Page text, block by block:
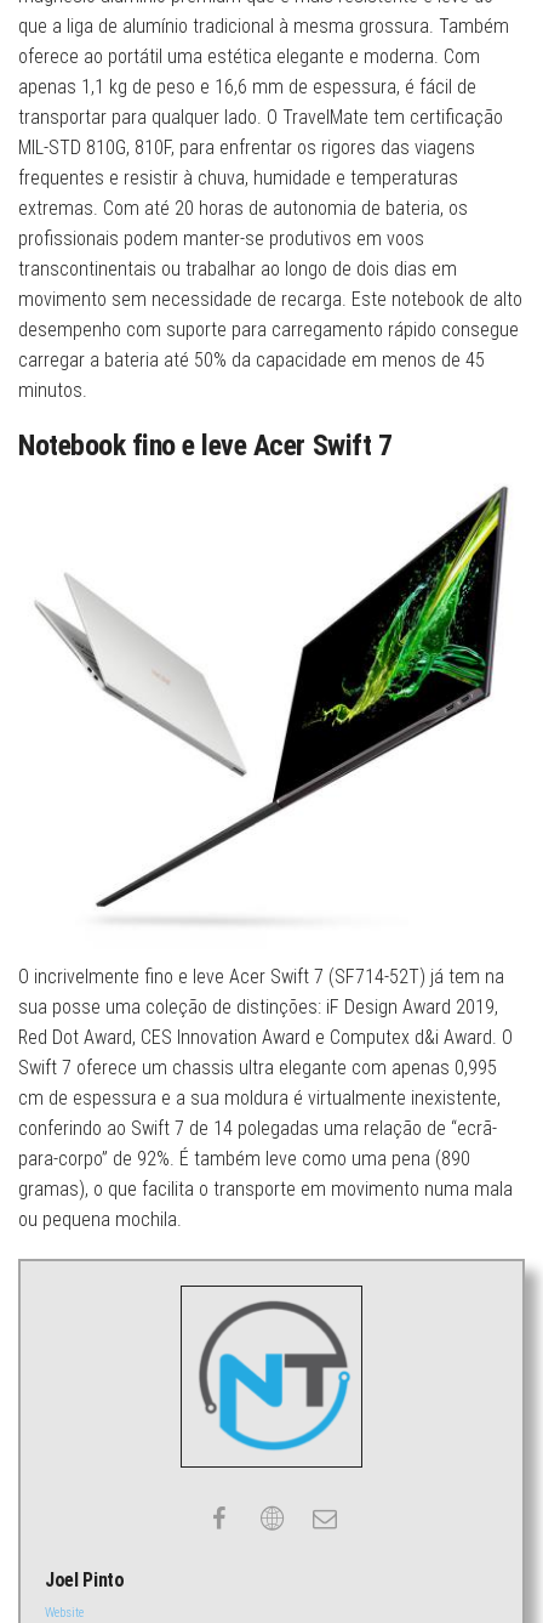
que a liga de alumínio tradicional à mesma grossura. Também
oferece ao portátil uma estética elegante e moderna. Com
apenas 1,1 kg de peso e 16,6 mm de espessura, é fácil de
transportar para qualquer lado. O TravelMate tem certificação
MIL-STD 810G, 810F, para enfrentar os rigores das viagens
frequentes e resistir à chuva, humidade e temperaturas
extremas. Com até 20 horas de autonomia de bateria, os
profissionais podem manter-se produtivos em voos
transcontinentais ou trabalhar ao longo de dois dias em
movimento sem necessidade de recarga. Este notebook de alto
desempenho com suporte para carregamento rápido consegue
carregar a bateria até 50% da capacidade em menos de 45
minutos.
Notebook fino e leve Acer Swift 7
O incrivelmente fino e leve Acer Swift 7 (SF714-52T) já tem na
sua posse uma coleção de distinções: iF Design Award 2019,
Red Dot Award, CES Innovation Award e Computex d&i Award. O
Swift 7 oferece um chassis ultra elegante com apenas 0,995
cm de espessura e a sua moldura é virtualmente inexistente,
conferindo ao Swift 7 de 14 polegadas uma relação de “ecrã-
para-corpo” de 92%. É também leve como uma pena (890
gramas), o que facilita o transporte em movimento numa mala
ou pequena mochila.
Joel Pinto
Website